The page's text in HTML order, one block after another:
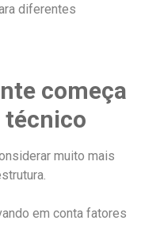
diferentes
começa
técnico
muito mais
em conta fatores